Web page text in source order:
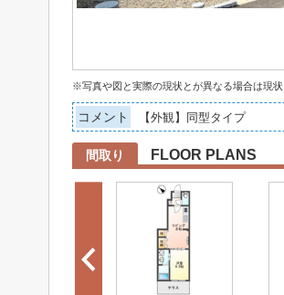
※写真や図と実際の現状とが異なる場合は現状
コメント 【外観】同型タイプ
間取り FLOOR PLANS